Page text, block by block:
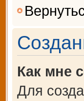
Как мне
Для